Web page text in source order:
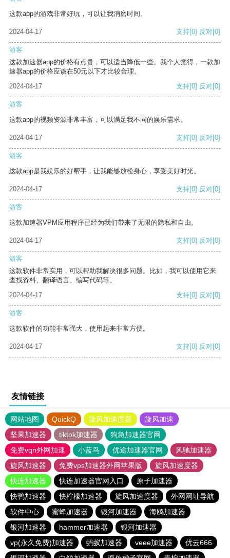
这款app的游戏非常好玩，可以让我消磨时间。
2024-04-17 支持[0] 反对[0]
游客
这款加速器app的价格有点贵，可以适当降低一些。我个人觉得，一款加
速器app的价格应该在50元以下才比较合理。
2024-04-17
支持[0] 反对[0]
游客
这款app的视频资源非常丰富，可以满足我不同的娱乐需求。
2024-04-17 支持[0] 反对[0]
游客
这款app是我娱乐的好帮手，让我能够放松身心，享受美好时光。
2024-04-17 支持[0] 反对[0]
游客
这款加速器VPM应用程序已经为我们带来了无限的隐私和自由。
2024-04-17 支持[0] 反对[0]
游客
这款软件非常实用，可以帮助我解决很多问题。比如，我可以使用它来
查找资料、翻译语言、编写代码等。
2024-04-17
支持[0] 反对[0]
游客
这款软件的功能非常强大，使用起来非常方便。
2024-04-17 支持[0] 反对[0]
友情链接
网站地图 QuickQ 旋风加速度器
旋风加速
坚果加速器
tiktok加速器
狗急加速器官网
免费vqn外网加速
小蓝鸟 优途加速器官网
风驰加速器
旋风加速器
免费vps加速器外网苹果版
旋风加速度器
快连加速器
快连加速器官网入口
原子加速器
快鸭加速器
快柠檬加速器 旋风加速度器
外网网址导航
软件中心
蜜蜂加速器 银河加速器
海鸥加速器
银河加速器
hammer加速器
银河加速器
vp(永久免费)加速器
蚂蚁加速器 veee加速器
优云666